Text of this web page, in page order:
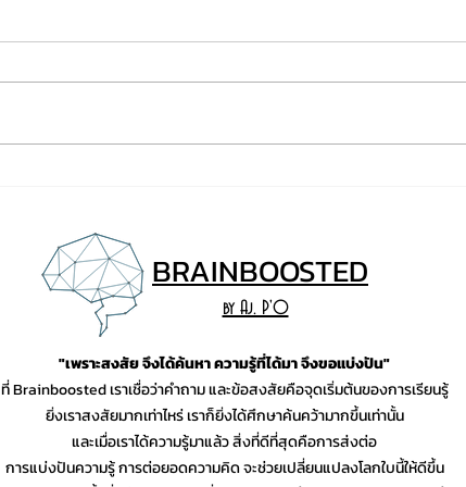
illustration ด้วย AI
BRAINBOOSTED
by Aj. P'O
"เพราะสงสัย จึงได้ค้นหา ความรู้ที่ได้มา จึงขอแบ่งปัน"
ที่ Brainboosted เราเชื่อว่าคำถาม และข้อสงสัยคือจุดเริ่มต้นของการเรียนรู้
ยิ่งเราสงสัยมากเท่าไหร่ เราก็ยิ่งได้ศึกษาค้นคว้ามากขึ้นเท่านั้น
และเมื่อเราได้ความรู้มาแล้ว สิ่งที่ดีที่สุดคือการส่งต่อ
การแบ่งปันความรู้ การต่อยอดความคิด จะช่วยเปลี่ยนแปลงโลกใบนี้ให้ดีขึ้น